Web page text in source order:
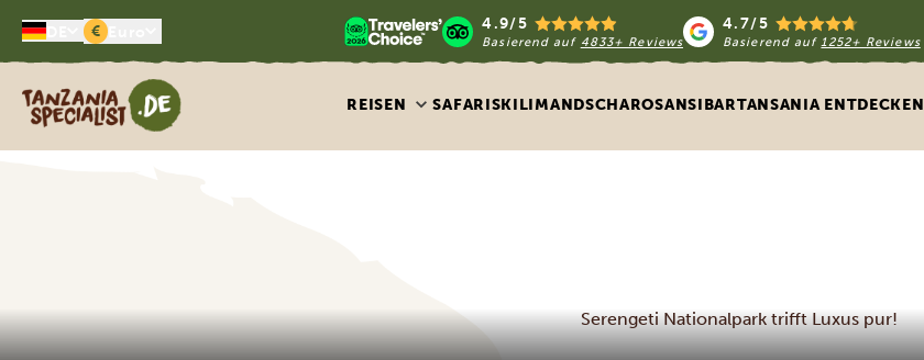
€ 4.9/5
Basierend auf 4833+ Reviews
4.7/5
Basierend auf1252+ Reviews
Tanzania Specialist
REISEN SAFARISKILIMANDSCHAROSANSIBARTANSANIA ENTDECKEN
Serengeti Nationalpark trifft Luxus pur!